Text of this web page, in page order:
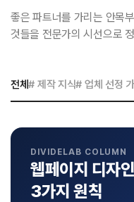
좋은 파트너를 가리는 안목
것들을 전문가의 시선으로
전체# 제작 지식# 업체 선정
DIVIDELAB COLUMN
웹페이지 디자인
3가지 원칙